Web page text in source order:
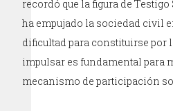
recordó que la figura de
ha empujado la sociedad civil
dificultad para constituirse por
impulsar es fundamental para
mecanismo de participación